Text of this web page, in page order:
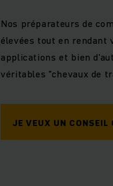
Nos préparateurs de
élevées tout en
applications et bien
véritables "chevaux de
JE VEUX UN CONSEIL